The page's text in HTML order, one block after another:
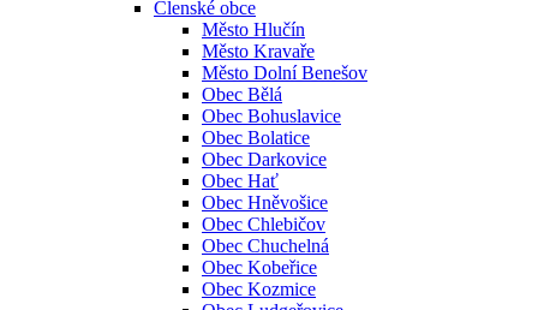
Členské obce
Město Hlučín
Město Kravaře
Město Dolní Benešov
Obec Bělá
Obec Bohuslavice
Obec Bolatice
Obec Darkovice
Obec Hať
Obec Hněvošice
Obec Chlebičov
Obec Chuchelná
Obec Kobeřice
Obec Kozmice